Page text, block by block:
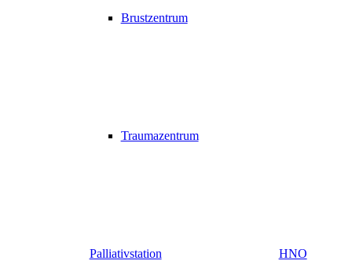
Brustzentrum
Traumazentrum
Palliativstation HNO